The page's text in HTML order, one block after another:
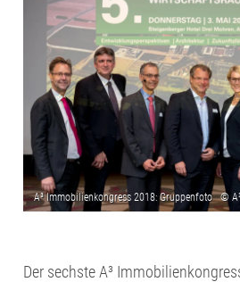
Der sechste A³